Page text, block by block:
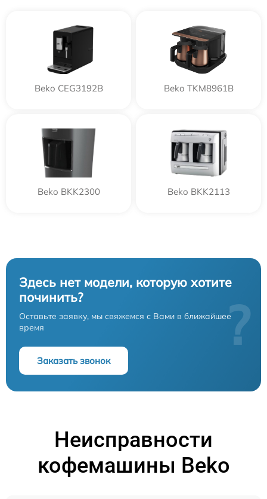
Beko CEG3192B Beko TKM8961B
Beko BKK2300 Beko BKK2113
Здесь нет модели, которую хотите
починить?
Оставьте заявку, мы свяжемся с Вами в ближайшее
время
Заказать звонок
?
Неисправности
кофемашины Beko